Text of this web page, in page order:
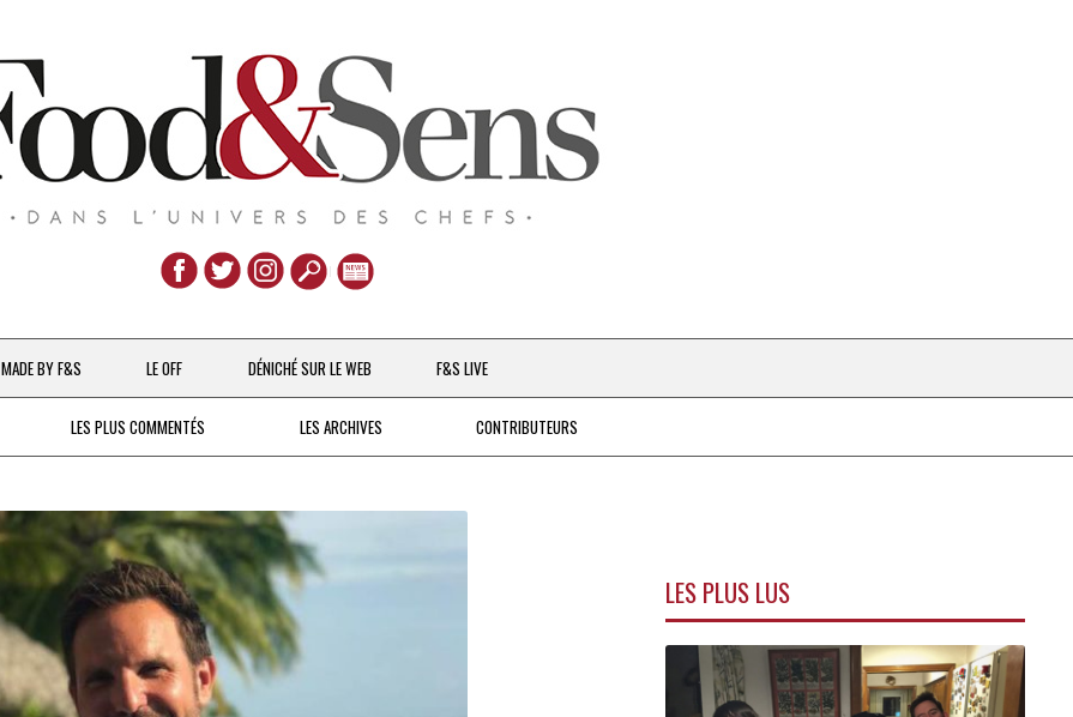
Aller
au
contenu
MADE BY F&S
CHEFS & ACTUALITÉS
À LA PETITE CUILLÈRE
DESTIN DE FEMME
V…DE VOYAGE
LE OFF DÉNICHÉ SUR LE WEB F&S LIVE
LES PLUS COMMENTÉS LES ARCHIVES CONTRIBUTEURS
LES PLUS LUS